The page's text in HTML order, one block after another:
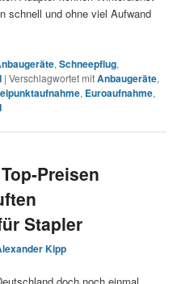
schnell und ohne viel Aufwand
,Schneepflug,
|Verschlagwortet mitAnbaugeräte,
, Euroaufnahme,
Preisen
Stapler
Kipp